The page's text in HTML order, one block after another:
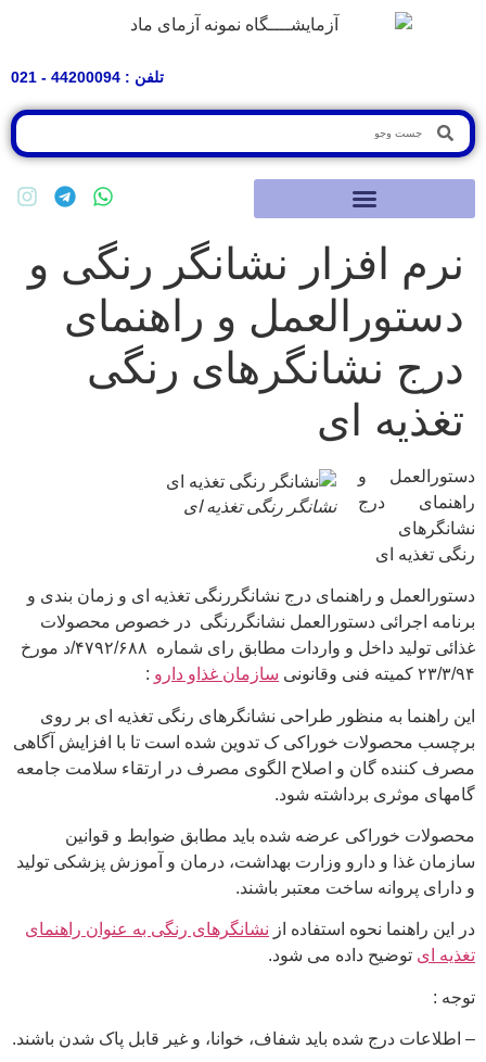
تلفن : 44200094 - 021
نرم افزار نشانگر رنگی و
دستورالعمل و راهنمای
درج نشانگرهای رنگی
تغذیه ای
نشانگر رنگی تغذیه ای
دستورالعمل و
راهنمای درج
نشانگرهای
رنگی تغذیه ای
دستورالعمل و راهنمای درج نشانگررنگی تغذیه ای و زمان بندی و
برنامه اجرائی دستورالعمل نشانگررنگی در خصوص محصولات
غذائی تولید داخل و واردات مطابق رای شماره ۴۷۹۲/۶۸۸/د مورخ
۲۳/۳/۹۴ کمیته فنی وقانونی
سازمان غذاو دارو :
این راهنما به منظور طراحی نشانگرهای رنگی تغذیه ای بر روی
برچسب محصولات خوراکی ک تدوین شده است تا با افزایش آگاهی
مصرف کننده گان و اصلاح الگوی مصرف در ارتقاء سلامت جامعه
گامهای موثری برداشته شود.
محصولات خوراکی عرضه شده باید مطابق ضوابط و قوانین
سازمان غذا و دارو وزارت بهداشت، درمان و آموزش پزشکی تولید
و دارای پروانه ساخت معتبر باشند.
در این راهنما نحوه استفاده از نشانگرهای رنگی به عنوان راهنمای
تغذیه ای توضیح داده می شود.
توجه :
– اطلاعات درج شده باید شفاف، خوانا، و غیر قابل پاک شدن باشند.